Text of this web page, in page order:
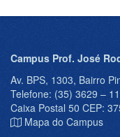
Campus Prof. José
Av. BPS, 1303, Bairro
Telefone: (35) 3629 –
Caixa Postal 50 CEP:
Mapa do Campus